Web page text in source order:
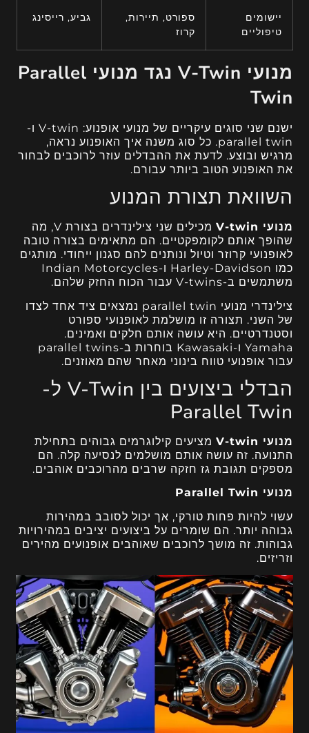
יישומים
טיפוליים
ספורט, תיירות,
קרוז
גביע, רייסינג
מנועי V-Twin נגד מנועי Parallel
Twin
ישנם שני סוגים עיקריים של מנועי אופנוע: V-twin ו-
parallel twin. כל סוג משנה איך האופנוע נראה,
מרגיש ובוצע. לדעת את ההבדלים עוזר לרוכבים לבחור
את האופנוע הטוב ביותר עבורם.
השוואת תצורת המנוע
מנועי V-twin
מכילים שני צילינדרים בצורת V, מה
שהופך אותם לקומפקטיים. הם מתאימים בצורה טובה
לאופנועי קרוזר וטיול ונותנים להם סגנון ייחודי. מותגים
כמו Harley-Davidson ו-Indian Motorcycles
משתמשים ב-V-twins עבור הכוח החזק שלהם.
צילינדרי מנועי parallel twin נמצאים ציד אחד לצדו
של השני. תצורה זו מושלמת לאופנועי ספורט
וסטנדרטיים. היא עושה אותם חלקים ואמינים.
Yamaha ו-Kawasaki בוחרות ב-parallel twins
עבור אופנועי טווח בינוני מאחר שהם מאוזנים.
הבדלי ביצועים בין V-Twin ל-
Parallel Twin
מנועי V-twin
מציעים קילוגרמים גבוהים בתחילת
התנועה. זה עושה אותם מושלמים לנסיעה קלה. הם
מספקים תגובת גז חזקה שרבים מהרוכבים אוהבים.
מנועי Parallel Twin
עשוי להיות פחות טורקי, אך יכול לסובב במהירות
גבוהה יותר. הם שומרים על ביצועים יציבים במהירויות
גבוהות. זה מושך לרוכבים שאוהבים אופנועים מהירים
וזריזים.